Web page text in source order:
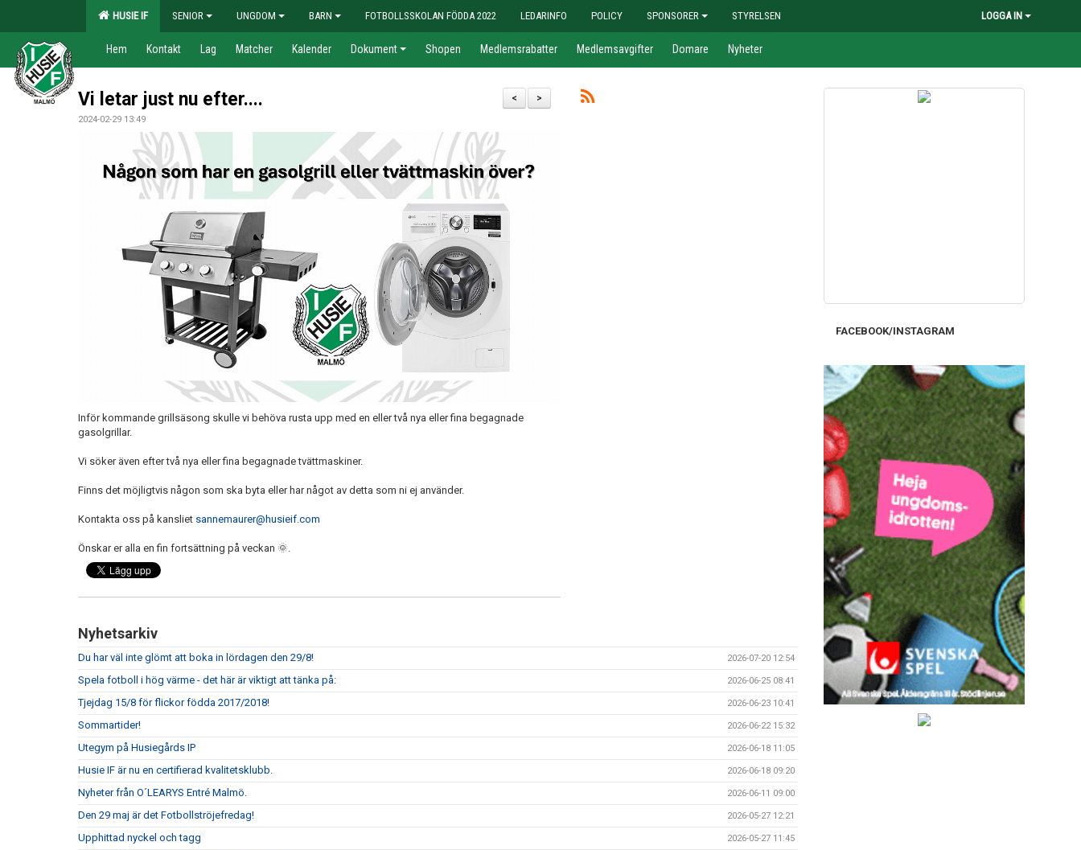
HUSIE IF SENIOR UNGDOM BARN FOTBOLLSSKOLAN FÖDDA 2022 LEDARINFO POLICY SPONSORER STYRELSEN LOGGA IN
Hem Kontakt Lag Matcher Kalender Dokument Shopen Medlemsrabatter Medlemsavgifter Domare Nyheter
>
<
Vi letar just nu efter....
2024-02-29 13:49
Inför kommande grillsäsong skulle vi behöva rusta upp med en eller två nya eller fina begagnade
gasolgrillar.
Vi söker även efter två nya eller fina begagnade tvättmaskiner.
Finns det möjligtvis någon som ska byta eller har något av detta som ni ej använder.
Kontakta oss på kansliet sannemaurer@husieif.com
Önskar er alla en fin fortsättning på veckan 🌞.
Nyhetsarkiv
Du har väl inte glömt att boka in lördagen den 29/8! 2026-07-20 12:54
Spela fotboll i hög värme - det här är viktigt att tänka på: 2026-06-25 08:41
Tjejdag 15/8 för flickor födda 2017/2018! 2026-06-23 10:41
Sommartider! 2026-06-22 15:32
Utegym på Husiegårds IP 2026-06-18 11:05
Husie IF är nu en certifierad kvalitetsklubb. 2026-06-18 09:20
Nyheter från O´LEARYS Entré Malmö. 2026-06-11 09:00
Den 29 maj är det Fotbollströjefredag! 2026-05-27 12:21
Upphittad nyckel och tagg 2026-05-27 11:45
FACEBOOK/INSTAGRAM